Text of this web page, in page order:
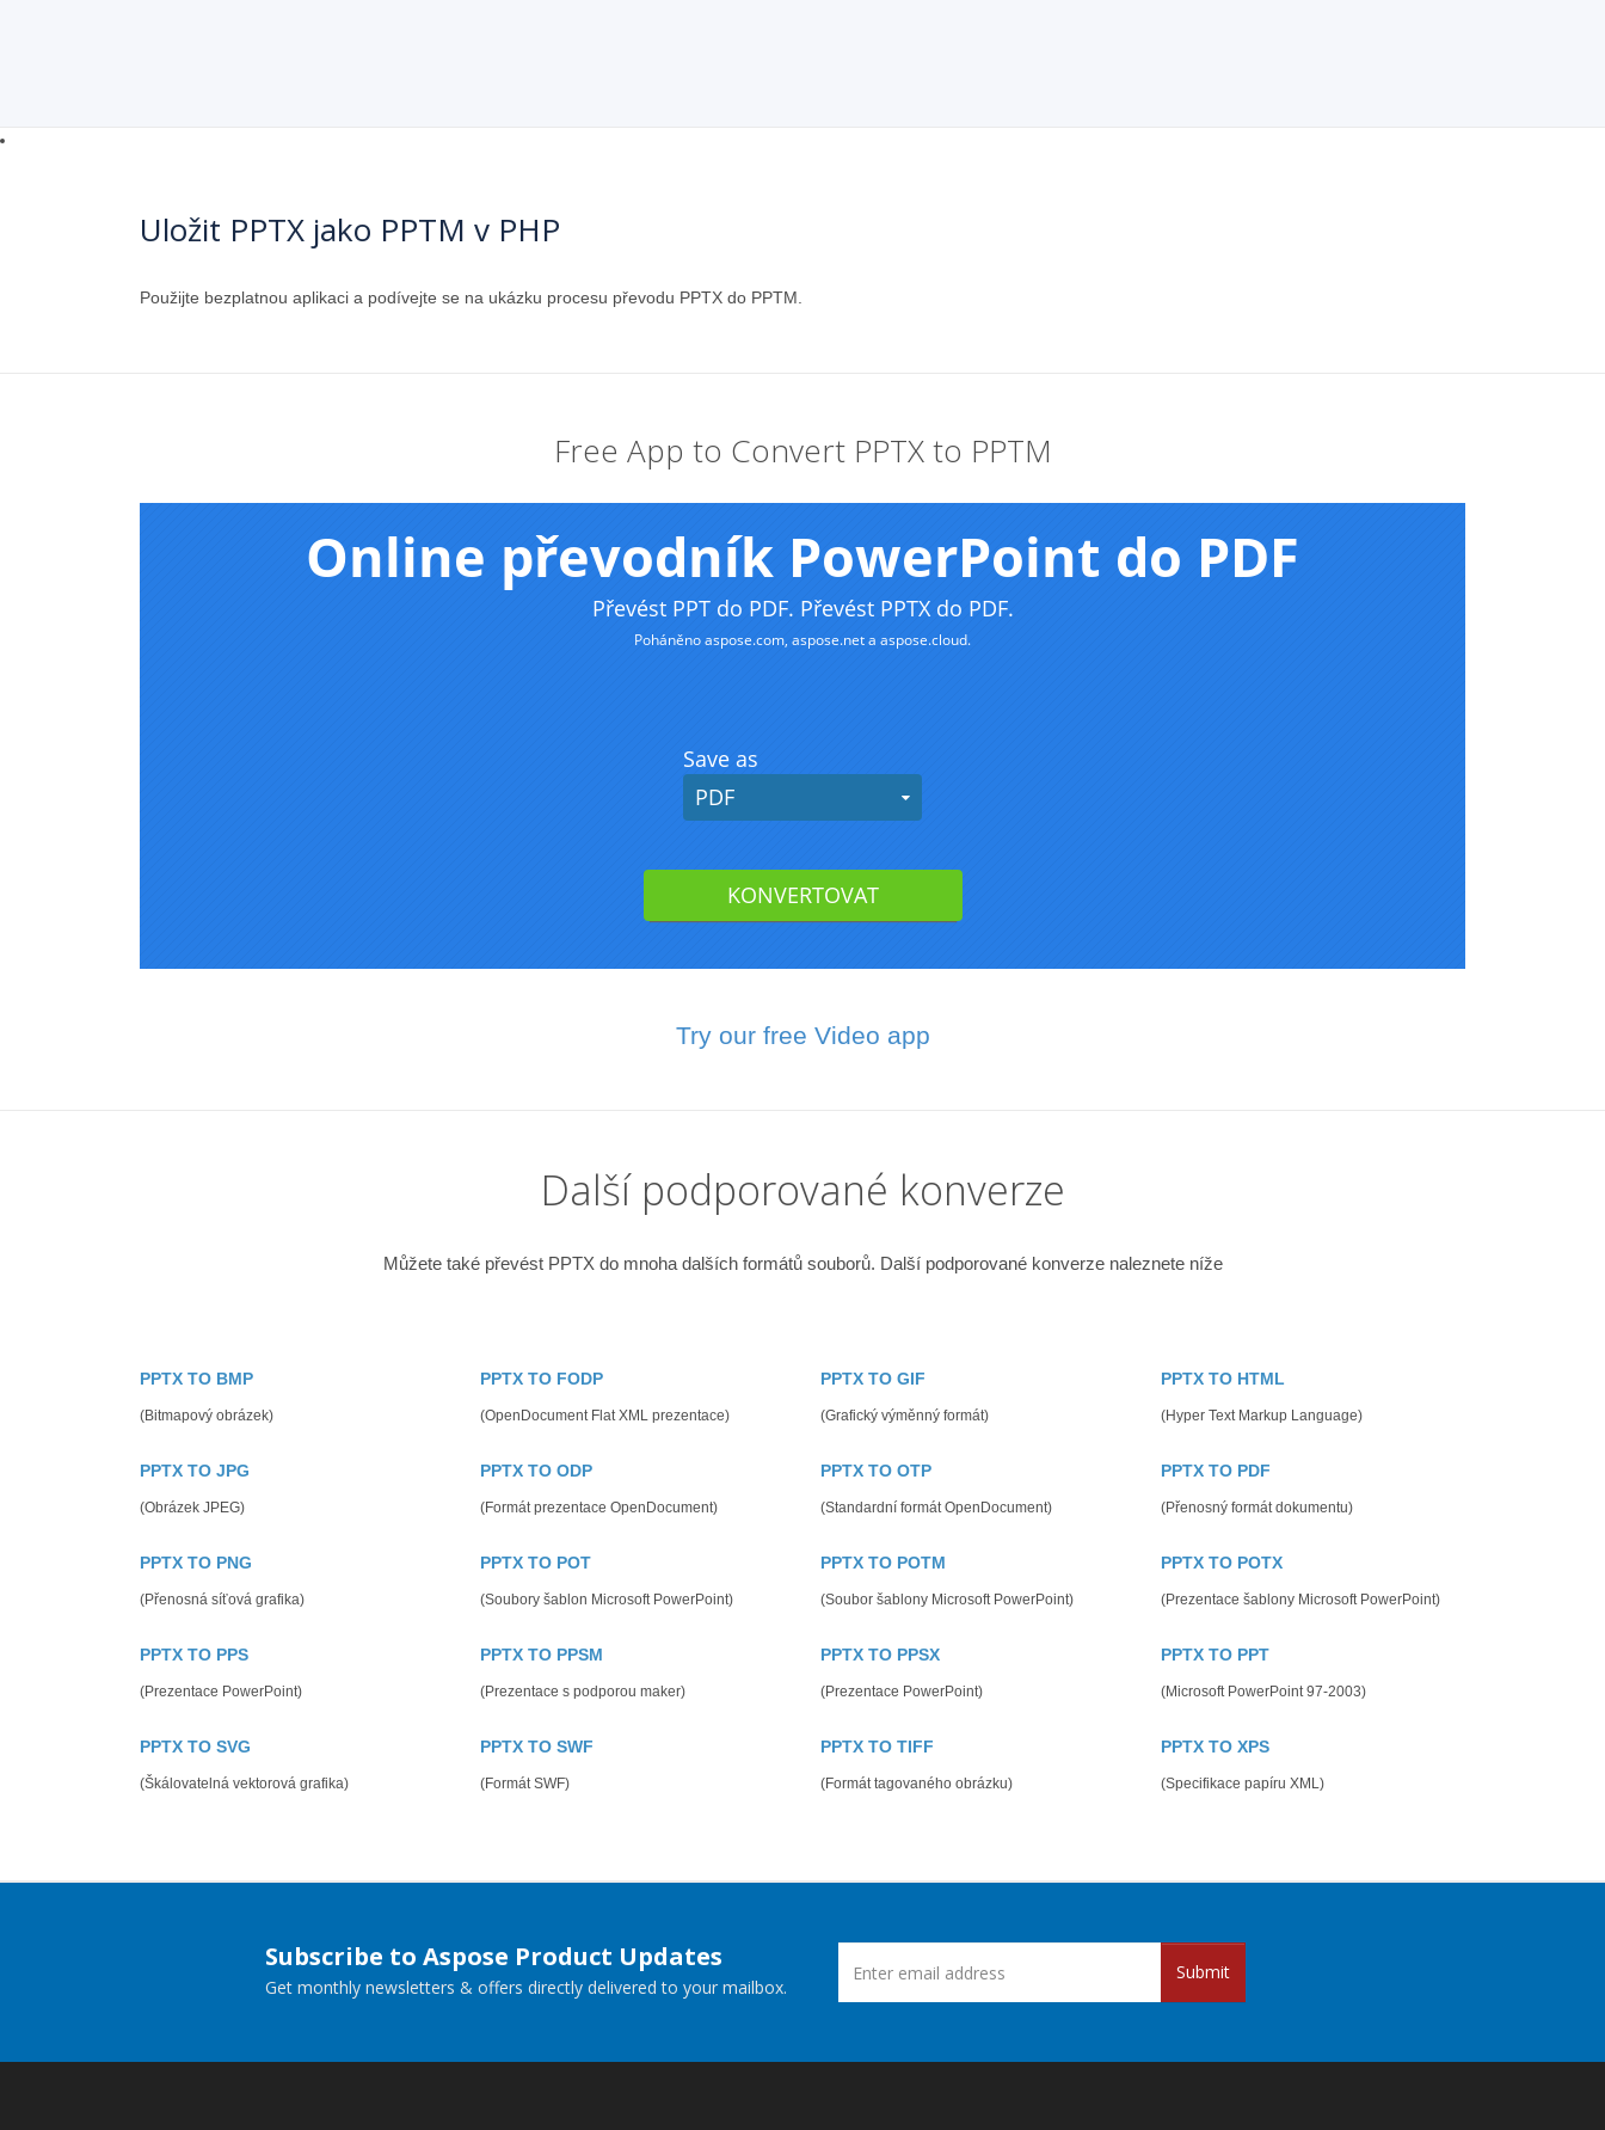
Uložit PPTX jako PPTM v PHP
Použijte bezplatnou aplikaci a podívejte se na ukázku procesu převodu PPTX do PPTM.
Free App to Convert PPTX to PPTM
Try our free Video app
Další podporované konverze
Můžete také převést PPTX do mnoha dalších formátů souborů. Další podporované konverze naleznete níže
PPTX TO BMP
(Bitmapový obrázek)
PPTX TO FODP
(OpenDocument Flat XML prezentace)
PPTX TO GIF
(Grafický výměnný formát)
PPTX TO HTML
(Hyper Text Markup Language)
PPTX TO JPG
(Obrázek JPEG)
PPTX TO ODP
(Formát prezentace OpenDocument)
PPTX TO OTP
(Standardní formát OpenDocument)
PPTX TO PDF
(Přenosný formát dokumentu)
PPTX TO PNG
(Přenosná síťová grafika)
PPTX TO POT
(Soubory šablon Microsoft PowerPoint)
PPTX TO POTM
(Soubor šablony Microsoft PowerPoint)
PPTX TO POTX
(Prezentace šablony Microsoft PowerPoint)
PPTX TO PPS
(Prezentace PowerPoint)
PPTX TO PPSM
(Prezentace s podporou maker)
PPTX TO PPSX
(Prezentace PowerPoint)
PPTX TO PPT
(Microsoft PowerPoint 97-2003)
PPTX TO SVG
(Škálovatelná vektorová grafika)
PPTX TO SWF
(Formát SWF)
PPTX TO TIFF
(Formát tagovaného obrázku)
PPTX TO XPS
(Specifikace papíru XML)
Subscribe to Aspose Product Updates
Get monthly newsletters & offers directly delivered to your mailbox.
Submit